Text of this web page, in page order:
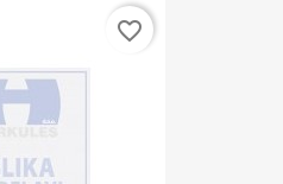
favorite_border